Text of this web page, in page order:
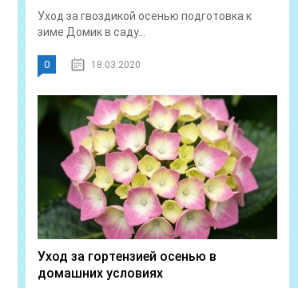
Уход за гвоздикой осенью подготовка к
зиме Домик в саду...
0 18.03.2020
Уход за гортензией осенью в
домашних условиях